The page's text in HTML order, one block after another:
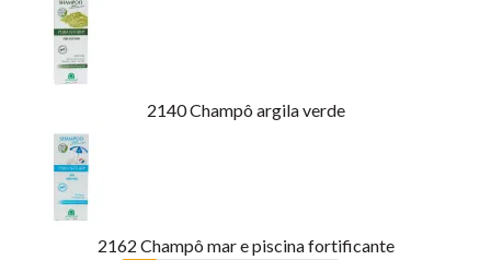
2140Champô argila verde
2162 Champô mar e piscina fortificante